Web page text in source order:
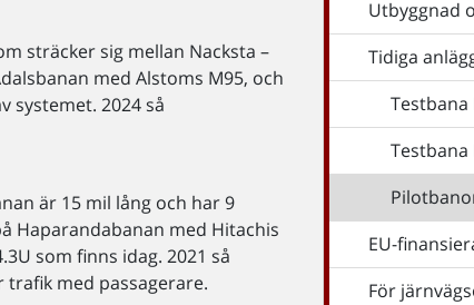
sträcker sig mellan Nacksta –
med Alstoms M95, och
systemet. 2024 så
är 15 mil lång och har 9
Haparandabanan med Hitachis
som finns idag. 2021 så
med passagerare.
Utbyggnad
Tidiga
EU-
För